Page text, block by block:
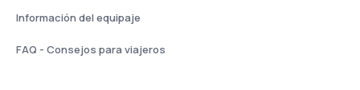
Información del equipaje
FAQ - Consejos para viajeros